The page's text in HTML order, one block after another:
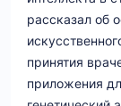
рассказал об
принятия
приложения